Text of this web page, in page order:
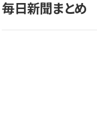
毎日新聞まとめ